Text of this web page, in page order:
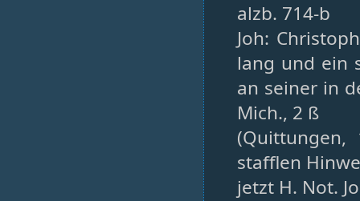
alzb. 714-b
Joh:
lang und ein
an seiner in
Mich., 2 ß
stafflen
jetzt H. Not.